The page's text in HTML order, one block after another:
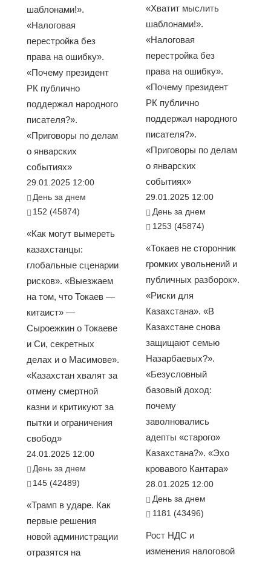
шаблонами!».
«Налоговая
перестройка без
права на ошибку».
«Почему президент
РК публично
поддержал народного
писателя?».
«Приговоры по делам
о январских
событиях»
29.01.2025 12:00
День за днем
152 (45874)
«Как могут вымереть
казахстанцы:
глобальные сценарии
рисков». «Выезжаем
на том, что Токаев —
китаист» —
Сыроежкин о Токаеве
и Си, секретных
делах и о Масимове».
«Казахстан хвалят за
отмену смертной
казни и критикуют за
пытки и ограничения
свобод»
24.01.2025 12:00
День за днем
145 (42489)
«Трамп в ударе. Как
первые решения
новой администрации
отразятся на
«Хватит мыслить
шаблонами!».
«Налоговая
перестройка без
права на ошибку».
«Почему президент
РК публично
поддержал народного
писателя?».
«Приговоры по делам
о январских
событиях»
29.01.2025 12:00
День за днем
1253 (45874)
«Токаев не сторонник
громких увольнений и
публичных разборок».
«Риски для
Казахстана». «В
Казахстане снова
защищают семью
Назарбаевых?».
«Безусловный
базовый доход:
почему
заволновались
адепты «старого»
Казахстана?». «Эхо
кровавого Кантара»
28.01.2025 12:00
День за днем
1181 (43496)
Рост НДС и
изменения налоговой